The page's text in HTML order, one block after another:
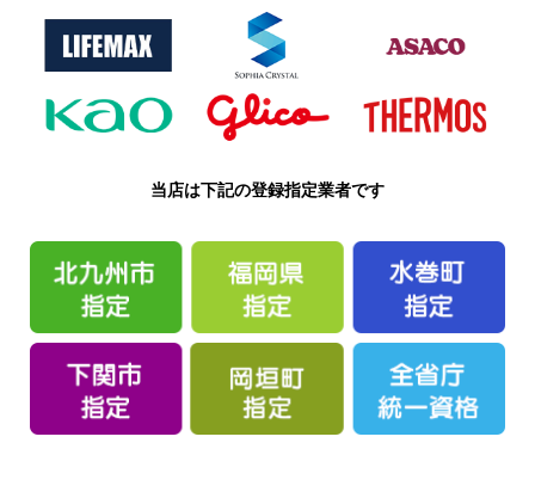
当店は下記の登録指定業者です